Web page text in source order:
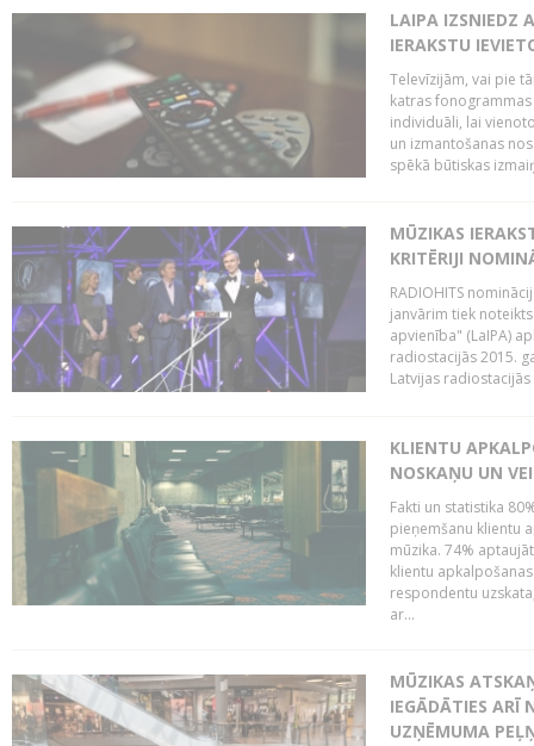
LAIPA IZSNIEDZ
IERAKSTU
Televīzijām, vai pie
katras
individuāli, lai
un izmantošanas
spēkā būtiskas
MŪZIKAS
KRITĒRIJI
RADIOHITS
janvārim tiek
apvienība" (LaIPA)
radiostacijās 2015.
Latvijas
KLIENTU
NOSKAŅU UN
Fakti un statistika
pieņemšanu klientu
mūzika. 74%
klientu
respondentu
ar...
MŪZIKAS
IEGĀDĀTIES ARĪ
UZŅĒMUMA